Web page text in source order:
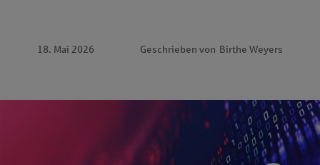
18. Mai 2026 Geschrieben von Birthe Weyers